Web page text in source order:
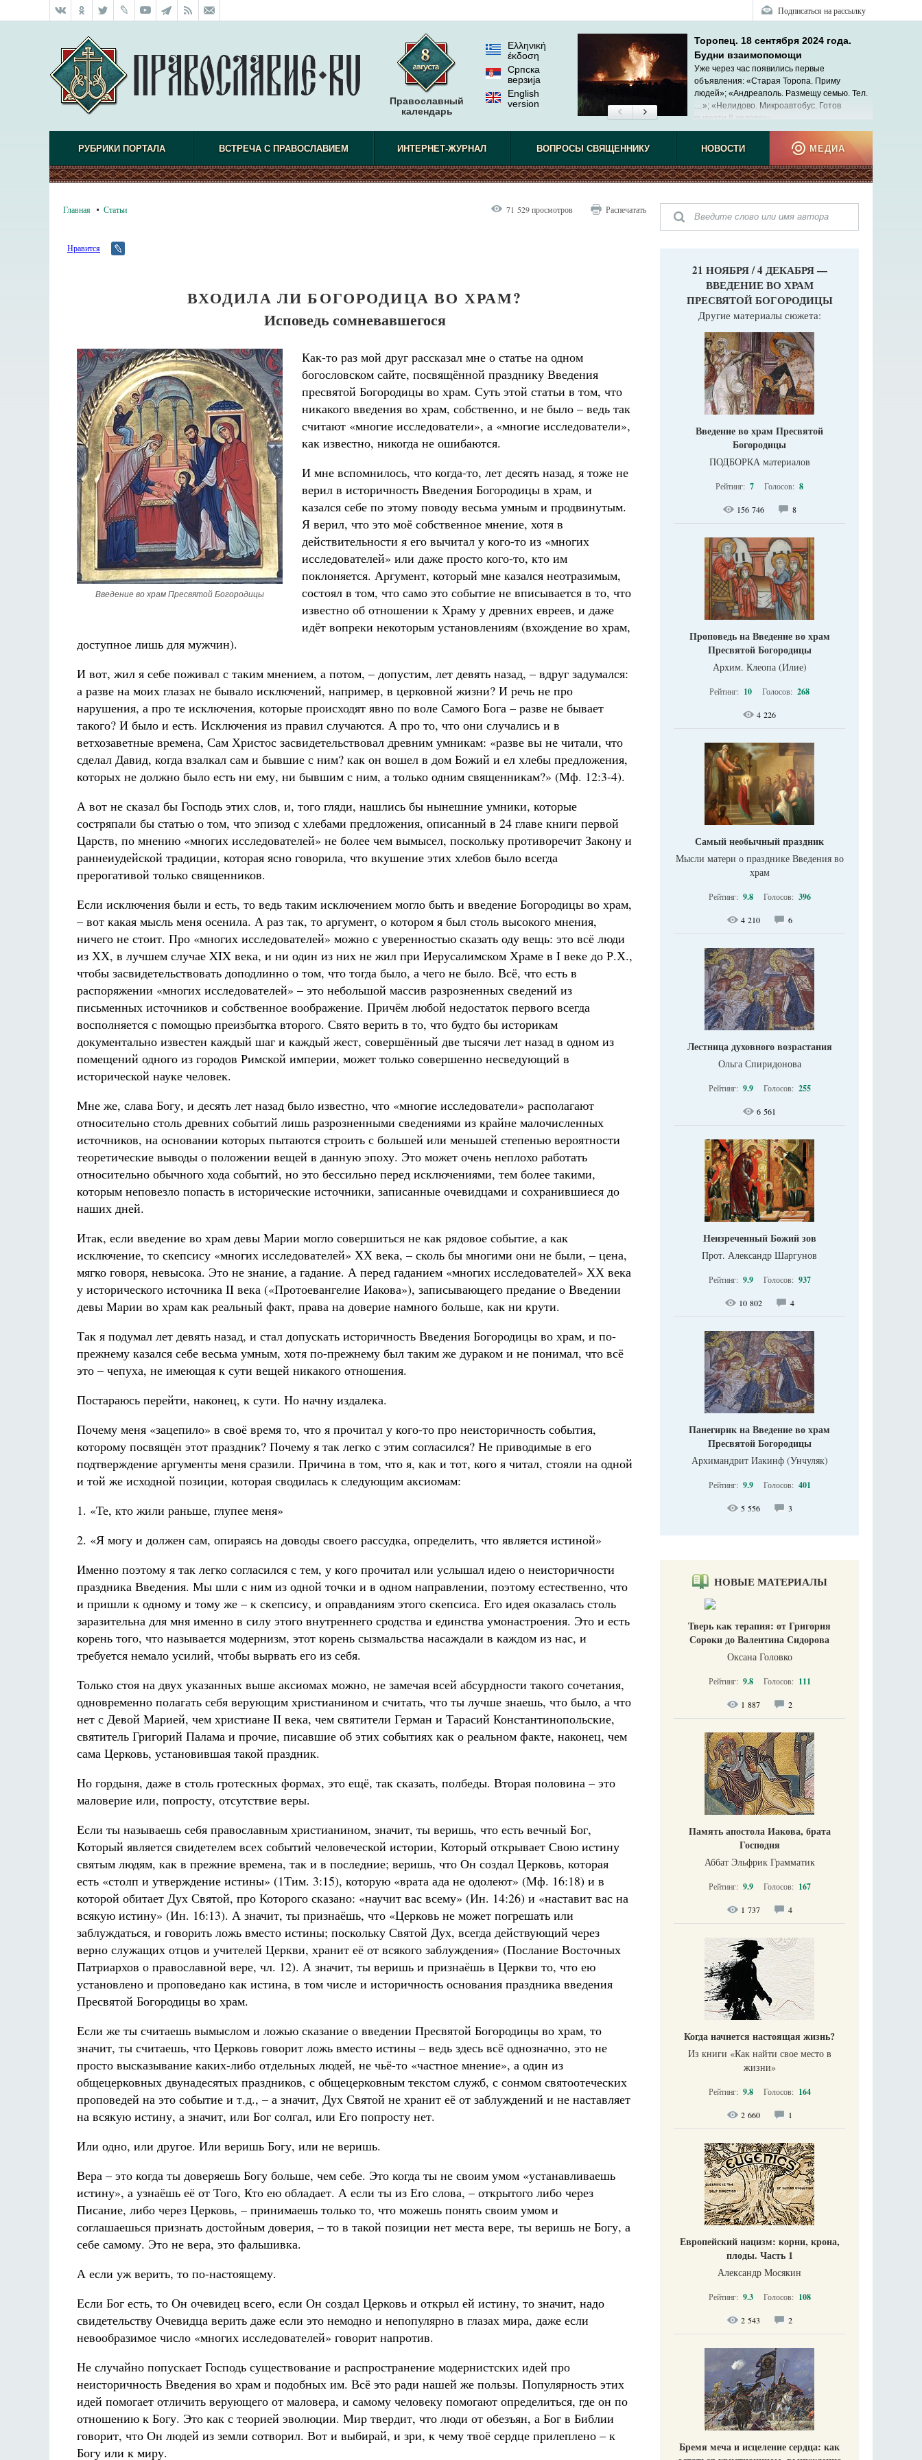
Подписаться на рассылку
Православный
календарь
Ελληνική
έκδοση
Српска
верзиjа
English
version
Торопец. 18 сентября 2024 года.
Будни взаимопомощи
Уже через час появились первые
объявления: «Старая Торопа. Приму
людей»; «Андреаполь. Размещу семью. Тел.
…»; «Нелидово. Микроавтобус. Готов
вывезти 8 человек»...
РУБРИКИ ПОРТАЛА ВСТРЕЧА С ПРАВОСЛАВИЕМ ИНТЕРНЕТ-ЖУРНАЛ ВОПРОСЫ СВЯЩЕННИКУ НОВОСТИ МЕДИА
Главная Статьи 71 529 просмотров Распечатать
Нравится
ВХОДИЛА ЛИ БОГОРОДИЦА ВО ХРАМ?
Исповедь сомневавшегося
Введение во храм Пресвятой Богородицы
Как-то раз мой друг рассказал мне о статье на одном
богословском сайте, посвящённой празднику Введения
пресвятой Богородицы во храм. Суть этой статьи в том, что
никакого введения во храм, собственно, и не было – ведь так
считают «многие исследователи», а «многие исследователи»,
как известно, никогда не ошибаются.
И мне вспомнилось, что когда-то, лет десять назад, я тоже не
верил в историчность Введения Богородицы в храм, и
казался себе по этому поводу весьма умным и продвинутым.
Я верил, что это моё собственное мнение, хотя в
действительности я его вычитал у кого-то из «многих
исследователей» или даже просто кого-то, кто им
поклоняется. Аргумент, который мне казался неотразимым,
состоял в том, что само это событие не вписывается в то, что
известно об отношении к Храму у древних евреев, и даже
идёт вопреки некоторым установлениям (вхождение во храм,
доступное лишь для мужчин).
И вот, жил я себе поживал с таким мнением, а потом, – допустим, лет девять назад, – вдруг задумался:
а разве на моих глазах не бывало исключений, например, в церковной жизни? И речь не про
нарушения, а про те исключения, которые происходят явно по воле Самого Бога – разве не бывает
такого? И было и есть. Исключения из правил случаются. А про то, что они случались и в
ветхозаветные времена, Сам Христос засвидетельствовал древним умникам: «разве вы не читали, что
сделал Давид, когда взалкал сам и бывшие с ним? как он вошел в дом Божий и ел хлебы предложения,
которых не должно было есть ни ему, ни бывшим с ним, а только одним священникам?» (Мф. 12:3-4).
А вот не сказал бы Господь этих слов, и, того гляди, нашлись бы нынешние умники, которые
состряпали бы статью о том, что эпизод с хлебами предложения, описанный в 24 главе книги первой
Царств, по мнению «многих исследователей» не более чем вымысел, поскольку противоречит Закону и
раннеиудейской традиции, которая ясно говорила, что вкушение этих хлебов было всегда
прерогативой только священников.
Если исключения были и есть, то ведь таким исключением могло быть и введение Богородицы во храм,
– вот какая мысль меня осенила. А раз так, то аргумент, о котором я был столь высокого мнения,
ничего не стоит. Про «многих исследователей» можно с уверенностью сказать оду вещь: это всё люди
из ХХ, в лучшем случае XIX века, и ни один из них не жил при Иерусалимском Храме в I веке до Р.Х.,
чтобы засвидетельствовать доподлинно о том, что тогда было, а чего не было. Всё, что есть в
распоряжении «многих исследователей» – это небольшой массив разрозненных сведений из
письменных источников и собственное воображение. Причём любой недостаток первого всегда
восполняется с помощью преизбытка второго. Свято верить в то, что будто бы историкам
документально известен каждый шаг и каждый жест, совершённый две тысячи лет назад в одном из
помещений одного из городов Римской империи, может только совершенно несведующий в
исторической науке человек.
Мне же, слава Богу, и десять лет назад было известно, что «многие исследователи» располагают
относительно столь древних событий лишь разрозненными сведениями из крайне малочисленных
источников, на основании которых пытаются строить с большей или меньшей степенью вероятности
теоретические выводы о положении вещей в данную эпоху. Это может очень неплохо работать
относительно обычного хода событий, но это бессильно перед исключениями, тем более такими,
которым неповезло попасть в исторические источники, записанные очевидцами и сохранившиеся до
наших дней.
Итак, если введение во храм девы Марии могло совершиться не как рядовое событие, а как
исключение, то скепсису «многих исследователей» ХХ века, – сколь бы многими они не были, – цена,
мягко говоря, невысока. Это не знание, а гадание. А перед гаданием «многих исследователей» ХХ века
у исторического источника II века («Протоевангелие Иакова»), записывающего предание о Введении
девы Марии во храм как реальный факт, права на доверие намного больше, как ни крути.
Так я подумал лет девять назад, и стал допускать историчность Введения Богородицы во храм, и по-
прежнему казался себе весьма умным, хотя по-прежнему был таким же дураком и не понимал, что всё
это – чепуха, не имеющая к сути вещей никакого отношения.
Постараюсь перейти, наконец, к сути. Но начну издалека.
Почему меня «зацепило» в своё время то, что я прочитал у кого-то про неисторичность события,
которому посвящён этот праздник? Почему я так легко с этим согласился? Не приводимые в его
подтверждение аргументы меня сразили. Причина в том, что я, как и тот, кого я читал, стояли на одной
и той же исходной позиции, которая сводилась к следующим аксиомам:
1. «Те, кто жили раньше, глупее меня»
2. «Я могу и должен сам, опираясь на доводы своего рассудка, определить, что является истиной»
Именно поэтому я так легко согласился с тем, у кого прочитал или услышал идею о неисторичности
праздника Введения. Мы шли с ним из одной точки и в одном направлении, поэтому естественно, что
и пришли к одному и тому же – к скепсису, и оправданиям этого скепсиса. Его идея оказалась столь
заразительна для мня именно в силу этого внутреннего сродства и единства умонастроения. Это и есть
корень того, что называется модернизм, этот корень сызмальства насаждали в каждом из нас, и
требуется немало усилий, чтобы вырвать его из себя.
Только стоя на двух указанных выше аксиомах можно, не замечая всей абсурдности такого сочетания,
одновременно полагать себя верующим христианином и считать, что ты лучше знаешь, что было, а что
нет с Девой Марией, чем христиане II века, чем святители Герман и Тарасий Константинопольские,
святитель Григорий Палама и прочие, писавшие об этих событиях как о реальном факте, наконец, чем
сама Церковь, установившая такой праздник.
Но гордыня, даже в столь гротескных формах, это ещё, так сказать, полбеды. Вторая половина – это
маловерие или, попросту, отсутствие веры.
Если ты называешь себя православным христианином, значит, ты веришь, что есть вечный Бог,
Который является свидетелем всех событий человеческой истории, Который открывает Свою истину
святым людям, как в прежние времена, так и в последние; веришь, что Он создал Церковь, которая
есть «столп и утверждение истины» (1Тим. 3:15), которую «врата ада не одолеют» (Мф. 16:18) и в
которой обитает Дух Святой, про Которого сказано: «научит вас всему» (Ин. 14:26) и «наставит вас на
всякую истину» (Ин. 16:13). А значит, ты признаёшь, что «Церковь не может погрешать или
заблуждаться, и говорить ложь вместо истины; поскольку Святой Дух, всегда действующий через
верно служащих отцов и учителей Церкви, хранит её от всякого заблуждения» (Послание Восточных
Патриархов о православной вере, чл. 12). А значит, ты веришь и признаёшь в Церкви то, что ею
установлено и проповедано как истина, в том числе и историчность основания праздника введения
Пресвятой Богородицы во храм.
Если же ты считаешь вымыслом и ложью сказание о введении Пресвятой Богородицы во храм, то
значит, ты считаешь, что Церковь говорит ложь вместо истины – ведь здесь всё однозначно, это не
просто высказывание каких-либо отдельных людей, не чьё-то «частное мнение», а один из
общецерковных двунадесятых праздников, с общецерковным текстом служб, с сонмом святоотеческих
проповедей на это событие и т.д., – а значит, Дух Святой не хранит её от заблуждений и не наставляет
на всякую истину, а значит, или Бог солгал, или Его попросту нет.
Или одно, или другое. Или веришь Богу, или не веришь.
Вера – это когда ты доверяешь Богу больше, чем себе. Это когда ты не своим умом «устанавливаешь
истину», а узнаёшь её от Того, Кто ею обладает. А если ты из Его слова, – открытого либо через
Писание, либо через Церковь, – принимаешь только то, что можешь понять своим умом и
соглашаешься признать достойным доверия, – то в такой позиции нет места вере, ты веришь не Богу, а
себе самому. Это не вера, это фальшивка.
А если уж верить, то по-настоящему.
Если Бог есть, то Он очевидец всего, если Он создал Церковь и открыл ей истину, то значит, надо
свидетельству Очевидца верить даже если это немодно и непопулярно в глазах мира, даже если
невообразимое число «многих исследователей» говорит напротив.
Не случайно попускает Господь существование и распространение модернистских идей про
неисторичность Введения во храм и подобных им. Всё это ради нашей же пользы. Популярность этих
идей помогает отличить верующего от маловера, и самому человеку помогают определиться, где он по
отношению к Богу. Это как с теорией эволюции. Мир твердит, что люди от обезъян, а Бог в Библии
говорит, что Он людей из земли сотворил. Вот и выбирай, и зри, к чему твоё сердце прилеплено – к
Богу или к миру.
21 НОЯБРЯ / 4 ДЕКАБРЯ —
ВВЕДЕНИЕ ВО ХРАМ
ПРЕСВЯТОЙ БОГОРОДИЦЫ
Другие материалы сюжета:
Введение во храм Пресвятой
Богородицы
ПОДБОРКА материалов
Рейтинг: 7 Голосов: 8
156 746 8
Проповедь на Введение во храм
Пресвятой Богородицы
Архим. Клеопа (Илие)
Рейтинг: 10 Голосов: 268
4 226
Самый необычный праздник
Мысли матери о празднике Введения во
храм
Рейтинг: 9.8 Голосов: 396
4 210 6
Лестница духовного возрастания
Ольга Спиридонова
Рейтинг: 9.9 Голосов: 255
6 561
Неизреченный Божий зов
Прот. Александр Шаргунов
Рейтинг: 9.9 Голосов: 937
10 802 4
Панегирик на Введение во храм
Пресвятой Богородицы
Архимандрит Иакинф (Унчуляк)
Рейтинг: 9.9 Голосов: 401
5 556 3
НОВЫЕ МАТЕРИАЛЫ
Тверь как терапия: от Григория
Сороки до Валентина Сидорова
Оксана Головко
Рейтинг: 9.8 Голосов: 111
1 887 2
Память апостола Иакова, брата
Господня
Аббат Эльфрик Грамматик
Рейтинг: 9.9 Голосов: 167
1 737 4
Когда начнется настоящая жизнь?
Из книги «Как найти свое место в
жизни​»
Рейтинг: 9.8 Голосов: 164
2 660 1
Европейский нацизм: корни, крона,
плоды. Часть 1
Александр Мосякин
Рейтинг: 9.3 Голосов: 108
2 543 2
Бремя меча и исцеление сердца: как